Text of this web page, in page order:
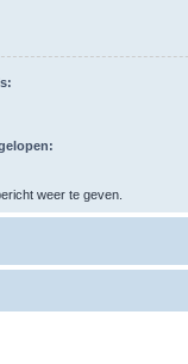
weer te geven.